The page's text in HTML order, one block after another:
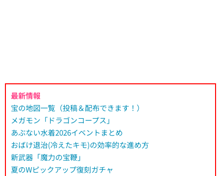
最新情報
宝の地図一覧（投稿＆配布できます！）
メガモン「ドラゴンコープス」
あぶない水着2026イベントまとめ
おばけ退治(冷えたキモ)の効率的な進め方
新武器「魔力の宝鞭」
夏のWピックアップ復刻ガチャ